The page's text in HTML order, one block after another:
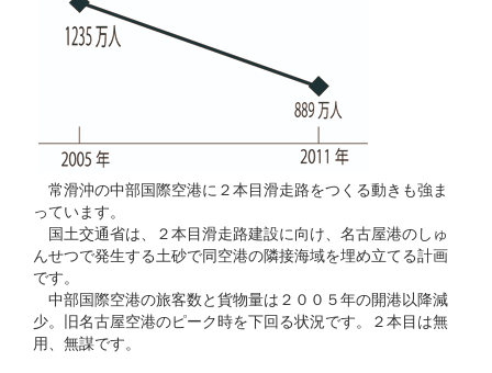
常滑沖の中部国際空港に２本目滑走路をつくる動きも強ま
っています。
国土交通省は、２本目滑走路建設に向け、名古屋港のしゅ
んせつで発生する土砂で同空港の隣接海域を埋め立てる計画
です。
中部国際空港の旅客数と貨物量は２００５年の開港以降減
少。旧名古屋空港のピーク時を下回る状況です。２本目は無
用、無謀です。